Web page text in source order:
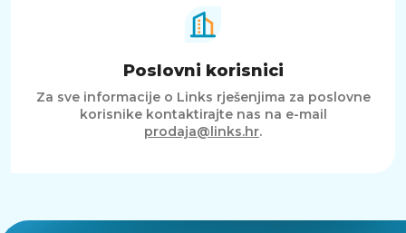
Poslovni korisnici
Za sve informacije o Links rješenjima za poslovne
korisnike kontaktirajte nas na e-mail
prodaja@links.hr.